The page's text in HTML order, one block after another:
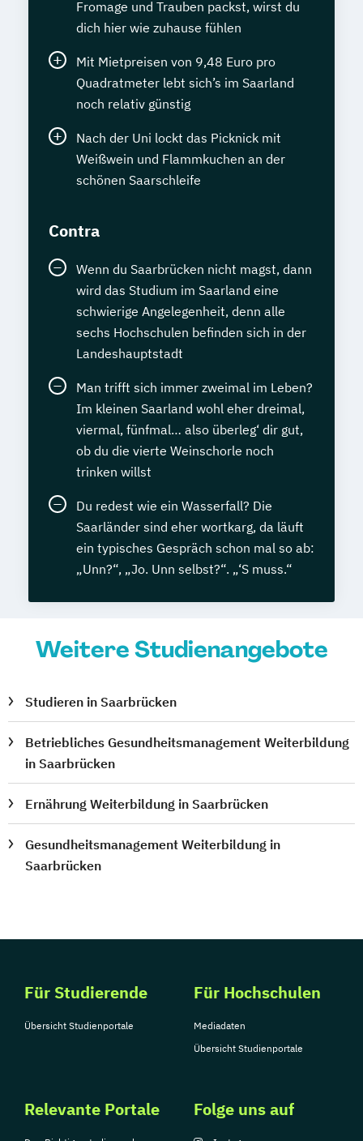
Fromage und Trauben packst, wirst du
dich hier wie zuhause fühlen
Mit Mietpreisen von 9,48 Euro pro
Quadratmeter lebt sich’s im Saarland
noch relativ günstig
Nach der Uni lockt das Picknick mit
Weißwein und Flammkuchen an der
schönen Saarschleife
Contra
Wenn du Saarbrücken nicht magst, dann
wird das Studium im Saarland eine
schwierige Angelegenheit, denn alle
sechs Hochschulen befinden sich in der
Landeshauptstadt
Man trifft sich immer zweimal im Leben?
Im kleinen Saarland wohl eher dreimal,
viermal, fünfmal… also überleg‘ dir gut,
ob du die vierte Weinschorle noch
trinken willst
Du redest wie ein Wasserfall? Die
Saarländer sind eher wortkarg, da läuft
ein typisches Gespräch schon mal so ab:
„Unn?“, „Jo. Unn selbst?“. „‘S muss.“
Weitere Studienangebote
Studieren in Saarbrücken
Betriebliches Gesundheitsmanagement Weiterbildung
in Saarbrücken
Ernährung Weiterbildung in Saarbrücken
Gesundheitsmanagement Weiterbildung in
Saarbrücken
Für Studierende
Übersicht Studienportale
Für Hochschulen
Mediadaten
Übersicht Studienportale
Relevante Portale Folge uns auf